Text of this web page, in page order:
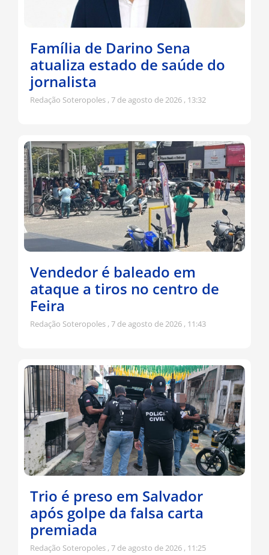
Família de Darino Sena
atualiza estado de saúde do
jornalista
Redação Soteropoles 7 de agosto de 2026 13:32
Vendedor é baleado em
ataque a tiros no centro de
Feira
Redação Soteropoles 7 de agosto de 2026 11:43
Trio é preso em Salvador
após golpe da falsa carta
premiada
Redação Soteropoles 7 de agosto de 2026 11:25